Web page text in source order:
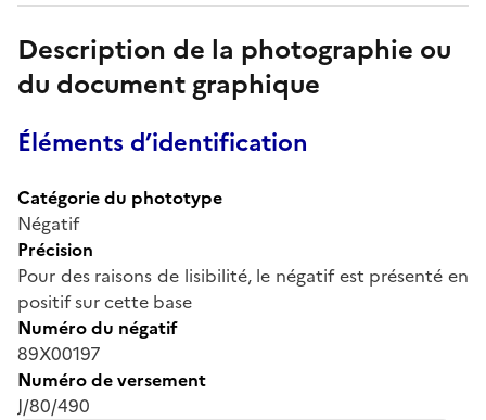
Description de la photographie ou
du document graphique
Éléments d’identification
Catégorie du phototype
Négatif
Précision
Pour des raisons de lisibilité, le négatif est présenté en
positif sur cette base
Numéro du négatif
89X00197
Numéro de versement
J/80/490